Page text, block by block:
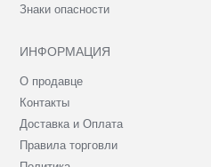
Знаки опасности
ИНФОРМАЦИЯ
О продавце
Контакты
Доставка и Оплата
Правила торговли